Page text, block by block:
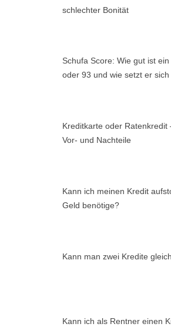
schlechter Bonität
Schufa Score: Wie gut ist
oder 93 und wie setzt er
Kreditkarte oder Ratenkredit
Vor- und Nachteile
Kann ich meinen Kredit
Geld benötige?
Kann man zwei Kredite
Kann ich als Rentner einen